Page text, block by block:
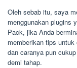
Oleh sebab itu, saya
menggunakan plugins
Pack, jika Anda
memberikan tips untuk
dan caranya pun
demi tahap.